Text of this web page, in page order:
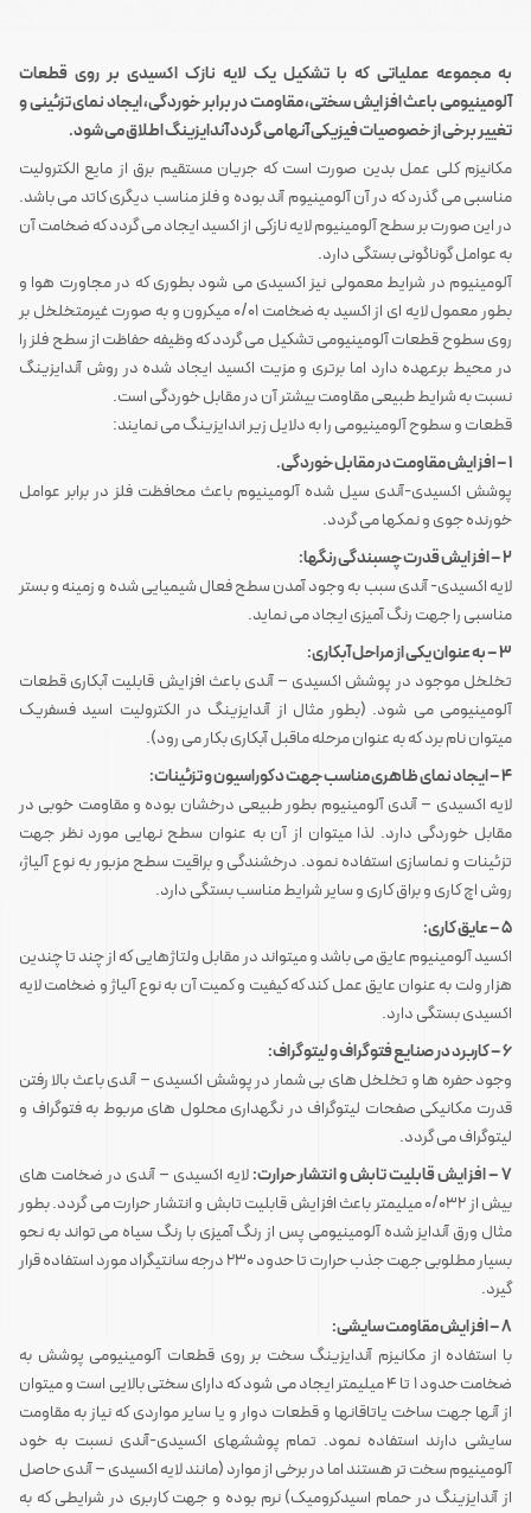
به مجموعه عملیاتی که با تشکیل یک لایه نازک اکسیدی بر روی قطعات
آلومینیومی باعث افزایش سختی، مقاومت در برابر خوردگی، ایجاد نمای تزئینی و
تغییر برخی از خصوصیات فیزیکی آنها می گردد آندایزینگ اطلاق می شود.
مکانیزم کلی عمل بدین صورت است که جریان مستقیم برق از مایع الکترولیت
مناسبی می گذرد که در آن آلومینیوم آند بوده و فلز مناسب دیگری کاتد می باشد.
در این صورت بر سطح آلومینیوم لایه نازکی از اکسید ایجاد می گردد که ضخامت آن
به عوامل گوناگونی بستگی دارد.
آلومینیوم در شرایط معمولی نیز اکسیدی می شود بطوری که در مجاورت هوا و
بطور معمول لایه ای از اکسید به ضخامت ۰/۰۱ میکرون و به صورت غیرمتخلخل بر
روی سطوح قطعات آلومینیومی تشکیل می گردد که وظیفه حفاظت از سطح فلز را
در محیط برعهده دارد اما برتری و مزیت اکسید ایجاد شده در روش آندایزینگ
نسبت به شرایط طبیعی مقاومت بیشتر آن در مقابل خوردگی است.
قطعات و سطوح آلومینیومی را به دلایل زیر اندایزینگ می نمایند:
۱ – افزایش مقاومت در مقابل خوردگی.
پوشش اکسیدی-آندی سیل شده آلومینیوم باعث محافظت فلز در برابر عوامل
خورنده جوی و نمکها می گردد.
۲ – افزایش قدرت چسبندگی رنگها:
لایه اکسیدی- آندی سبب به وجود آمدن سطح فعال شیمیایی شده و زمینه و بستر
مناسبی را جهت رنگ آمیزی ایجاد می نماید.
۳ – به عنوان یکی از مراحل آبکاری:
تخلخل موجود در پوشش اکسیدی – آندی باعث افزایش قابلیت آبکاری قطعات
آلومینیومی می شود. (بطور مثال از آندایزینگ در الکترولیت اسید فسفریک
میتوان نام برد که به عنوان مرحله ماقبل آبکاری بکار می رود).
۴ – ایجاد نمای ظاهری مناسب جهت دکوراسیون و تزئینات:
لایه اکسیدی – آندی آلومینیوم بطور طبیعی درخشان بوده و مقاومت خوبی در
مقابل خوردگی دارد. لذا میتوان از آن به عنوان سطح نهایی مورد نظر جهت
تزئینات و نماسازی استفاده نمود. درخشندگی و براقیت سطح مزبور به نوع آلیاژ،
روش اچ کاری و براق کاری و سایر شرایط مناسب بستگی دارد.
۵ – عایق کاری:
اکسید آلومینیوم عایق می باشد و میتواند در مقابل ولتاژهایی که از چند تا چندین
هزار ولت به عنوان عایق عمل کند که کیفیت و کمیت آن به نوع آلیاژ و ضخامت لایه
اکسیدی بستگی دارد.
۶ – کاربرد در صنایع فتوگراف و لیتوگراف:
وجود حفره ها و تخلخل های بی شمار در پوشش اکسیدی – آندی باعث بالا رفتن
قدرت مکانیکی صفحات لیتوگراف در نگهداری محلول های مربوط به فتوگراف و
لیتوگراف می گردد.
۷ – افزایش قابلیت تابش و انتشار حرارت:
لایه اکسیدی – آندی در ضخامت های
بیش از ۰/۰۳۲ میلیمتر باعث افزایش قابلیت تابش و انتشار حرارت می گردد. بطور
مثال ورق آندایز شده آلومینیومی پس از رنگ آمیزی با رنگ سیاه می تواند به نحو
بسیار مطلوبی جهت جذب حرارت تا حدود ۲۳۰ درجه سانتیگراد مورد استفاده قرار
گیرد.
۸ – افزایش مقاومت سایشی:
با استفاده از مکانیزم آندایزینگ سخت بر روی قطعات آلومینیومی پوشش به
ضخامت حدود ۱ تا ۴ میلیمتر ایجاد می شود که دارای سختی بالایی است و میتوان
از آنها جهت ساخت یاتاقانها و قطعات دوار و یا سایر مواردی که نیاز به مقاومت
سایشی دارند استفاده نمود. تمام پوششهای اکسیدی-آندی نسبت به خود
آلومینیوم سخت تر هستند اما در برخی از موارد (مانند لایه اکسیدی – آندی حاصل
از آندایزینگ در حمام اسیدکرومیک) نرم بوده و جهت کاربری در شرایطی که به